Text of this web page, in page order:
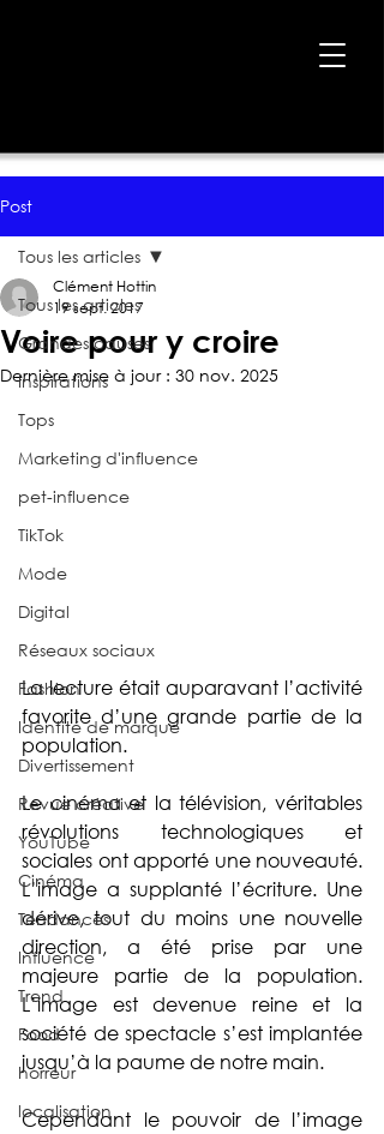
Post
Tous les articles
Grandes causes
Inspirations
Tops
Marketing d'influence
pet-influence
TikTok
Mode
Digital
Réseaux sociaux
Fashion
Identité de marque
Divertissement
Revue créative
YouTube
Cinéma
Tendances
Influence
Trend
Food
horreur
localisation
Tous les articles
Voire pour y croire
Clément Hottin
19 sept. 2017
Dernière mise à jour : 30 nov. 2025
La lecture était auparavant l’activité
favorite d’une grande partie de la
population.
Le cinéma et la télévision, véritables
révolutions technologiques et
sociales ont apporté une nouveauté.
L’image a supplanté l’écriture. Une
dérive, tout du moins une nouvelle
direction, a été prise par une
majeure partie de la population.
L’image est devenue reine et la
société de spectacle s’est implantée
jusqu’à la paume de notre main.
Cependant le pouvoir de l’image